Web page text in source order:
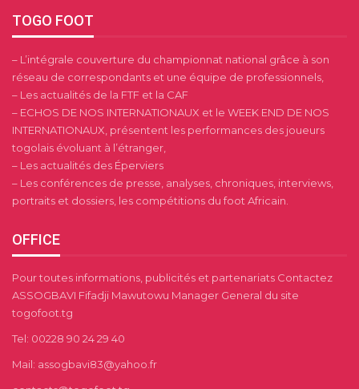
TOGO FOOT
– L’intégrale couverture du championnat national grâce à son
réseau de correspondants et une équipe de professionnels,
– Les actualités de la FTF et la CAF
– ECHOS DE NOS INTERNATIONAUX et le WEEK END DE NOS
INTERNATIONAUX, présentent les performances des joueurs
togolais évoluant à l’étranger,
– Les actualités des Éperviers
– Les conférences de presse, analyses, chroniques, interviews,
portraits et dossiers, les compétitions du foot Africain.
OFFICE
Pour toutes informations, publicités et partenariats Contactez
ASSOGBAVI Fifadji Mawutowu Manager General du site
togofoot.tg
Tel: 00228 90 24 29 40
Mail: assogbavi83@yahoo.fr